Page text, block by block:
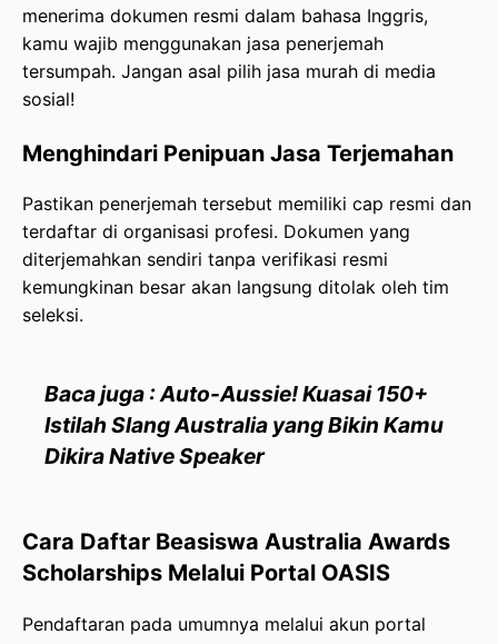
menerima dokumen resmi dalam bahasa Inggris,
kamu wajib menggunakan jasa penerjemah
tersumpah. Jangan asal pilih jasa murah di media
sosial!
Menghindari Penipuan Jasa Terjemahan
Pastikan penerjemah tersebut memiliki cap resmi dan
terdaftar di organisasi profesi. Dokumen yang
diterjemahkan sendiri tanpa verifikasi resmi
kemungkinan besar akan langsung ditolak oleh tim
seleksi.
Baca juga : Auto-Aussie! Kuasai 150+
Istilah Slang Australia yang Bikin Kamu
Dikira Native Speaker
Cara Daftar Beasiswa Australia Awards
Scholarships Melalui Portal OASIS
Pendaftaran pada umumnya melalui akun portal